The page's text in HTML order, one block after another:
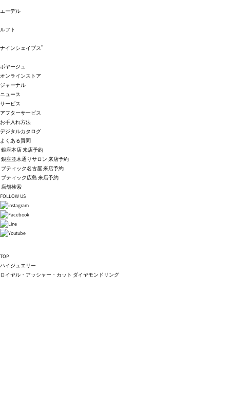
エーデル
ルフト
ナインシェイプス®
ボヤージュ
オンラインストア
ジャーナル
ニュース
サービス
アフターサービス
お手入れ方法
デジタルカタログ
よくある質問
銀座本店 来店予約
銀座並木通りサロン 来店予約
ブティック名古屋 来店予約
ブティック広島 来店予約
店舗検索
FOLLOW US
TOP
ハイジュエリー
ロイヤル・アッシャー・カット ダイヤモンドリング